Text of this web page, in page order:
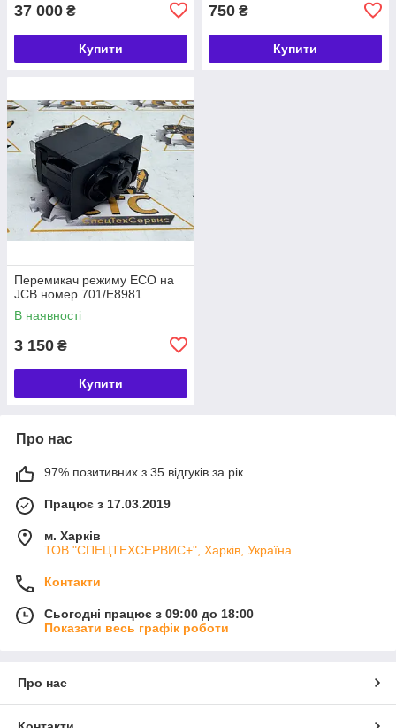
37 000 ₴
Купити
750 ₴
Купити
Перемикач режиму ECO на
JCB номер 701/E8981
В наявності
3 150 ₴
Купити
Про нас
97% позитивних з 35 відгуків за рік
Працює з 17.03.2019
м. Харків
ТОВ "СПЕЦТЕХСЕРВИС+", Харків, Україна
Контакти
Сьогодні працює з 09:00 до 18:00
Показати весь графік роботи
Про нас